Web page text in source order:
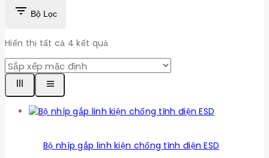
Bộ Lọc
Hiển thị tất cả 4 kết quả
Bộ nhíp gắp linh kiện chống tĩnh điện ESD